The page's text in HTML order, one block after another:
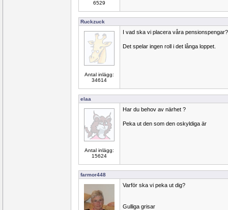
6529
Ruckzuck
Antal inlägg:
34614
I vad ska vi placera våra pensionspengar?
Det spelar ingen roll i det långa loppet.
elaa
Antal inlägg:
15624
Har du behov av närhet ?
Peka ut den som den oskyldiga är
farmor448
Varför ska vi peka ut dig?
Gulliga grisar